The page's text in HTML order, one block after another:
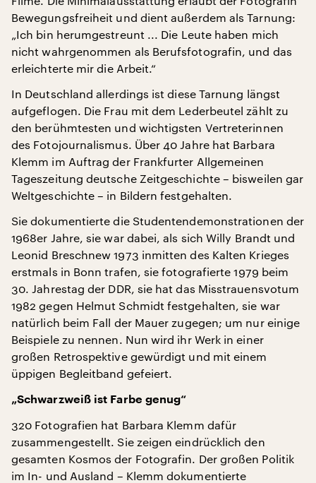
Bewegungsfreiheit und dient außerdem als Tarnung:
„Ich bin herumgestreunt ... Die Leute haben mich
nicht wahrgenommen als Berufsfotografin, und das
erleichterte mir die Arbeit.“
In Deutschland allerdings ist diese Tarnung längst
aufgeflogen. Die Frau mit dem Lederbeutel zählt zu
den berühmtesten und wichtigsten Vertreterinnen
des Fotojournalismus. Über 40 Jahre hat Barbara
Klemm im Auftrag der Frankfurter Allgemeinen
Tageszeitung deutsche Zeitgeschichte – bisweilen gar
Weltgeschichte – in Bildern festgehalten.
Sie dokumentierte die Studentendemonstrationen der
1968er Jahre, sie war dabei, als sich Willy Brandt und
Leonid Breschnew 1973 inmitten des Kalten Krieges
erstmals in Bonn trafen, sie fotografierte 1979 beim
30. Jahrestag der DDR, sie hat das Misstrauensvotum
1982 gegen Helmut Schmidt festgehalten, sie war
natürlich beim Fall der Mauer zugegen; um nur einige
Beispiele zu nennen. Nun wird ihr Werk in einer
großen Retrospektive gewürdigt und mit einem
üppigen Begleitband gefeiert.
„Schwarzweiß ist Farbe genug“
320 Fotografien hat Barbara Klemm dafür
zusammengestellt. Sie zeigen eindrücklich den
gesamten Kosmos der Fotografin. Der großen Politik
im In- und Ausland – Klemm dokumentierte